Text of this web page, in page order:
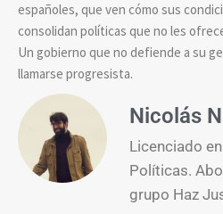
españoles, que ven cómo sus
consolidan políticas que no les
Un gobierno que no defiende a su
llamarse progresista.
Nicolás
Licenciado
Políticas.
grupo Haz